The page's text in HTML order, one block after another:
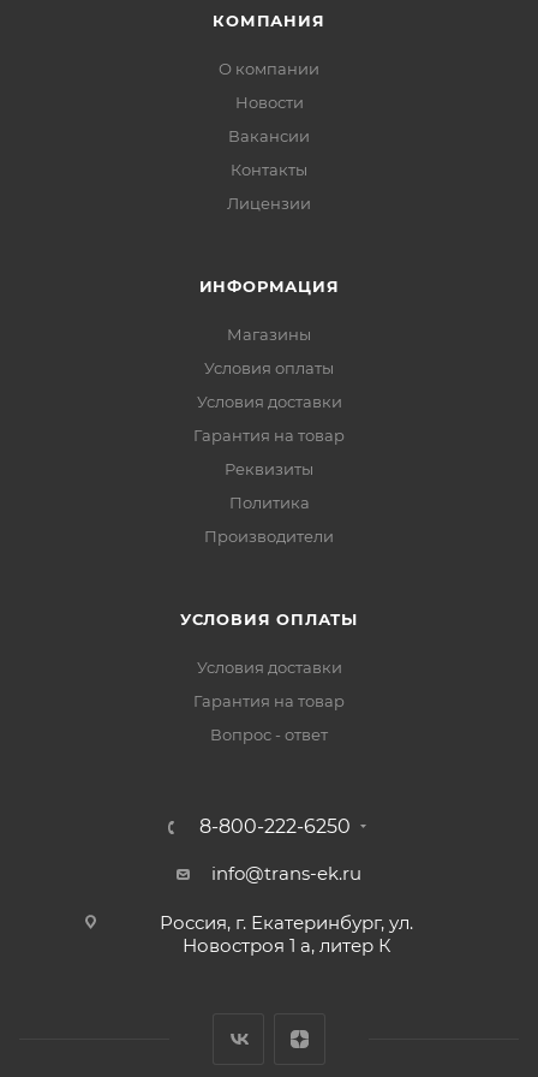
КОМПАНИЯ
О компании
Новости
Вакансии
Контакты
Лицензии
ИНФОРМАЦИЯ
Магазины
Условия оплаты
Условия доставки
Гарантия на товар
Реквизиты
Политика
Производители
УСЛОВИЯ ОПЛАТЫ
Условия доставки
Гарантия на товар
Вопрос - ответ
8-800-222-6250
info@trans-ek.ru
Россия, г. Екатеринбург, ул.
Новостроя 1 а, литер К